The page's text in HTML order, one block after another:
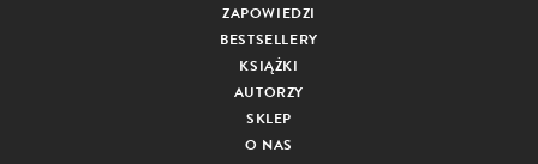
ZAPOWIEDZI
BESTSELLERY
KSIĄŻKI
AUTORZY
SKLEP
O NAS